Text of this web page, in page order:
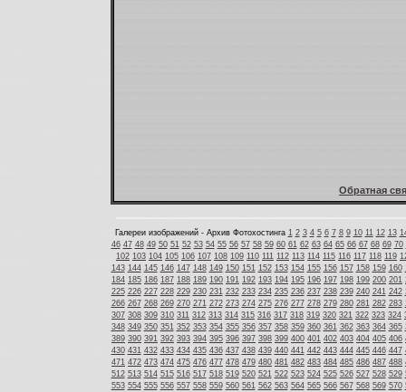
Обратная
Галереи изображений - Архив Фотохостинга 1 2 3 4 5 6 7 8 9 10 11 12 13
46 47 48 49 50 51 52 53 54 55 56 57 58 59 60 61 62 63 64 65 66 67 68 69 70
102 103 104 105 106 107 108 109 110 111 112 113 114 115 116 117 118 119
143 144 145 146 147 148 149 150 151 152 153 154 155 156 157 158 159 160
184 185 186 187 188 189 190 191 192 193 194 195 196 197 198 199 200 201
225 226 227 228 229 230 231 232 233 234 235 236 237 238 239 240 241 242
266 267 268 269 270 271 272 273 274 275 276 277 278 279 280 281 282 283
307 308 309 310 311 312 313 314 315 316 317 318 319 320 321 322 323 324
348 349 350 351 352 353 354 355 356 357 358 359 360 361 362 363 364 365
389 390 391 392 393 394 395 396 397 398 399 400 401 402 403 404 405 406
430 431 432 433 434 435 436 437 438 439 440 441 442 443 444 445 446 447
471 472 473 474 475 476 477 478 479 480 481 482 483 484 485 486 487 488
512 513 514 515 516 517 518 519 520 521 522 523 524 525 526 527 528 529
553 554 555 556 557 558 559 560 561 562 563 564 565 566 567 568 569 570